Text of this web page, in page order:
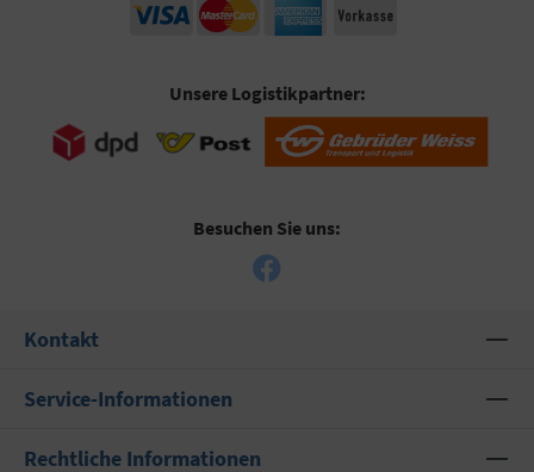
Unsere Logistikpartner:
Besuchen Sie uns:
Kontakt
Service-Informationen
Rechtliche Informationen